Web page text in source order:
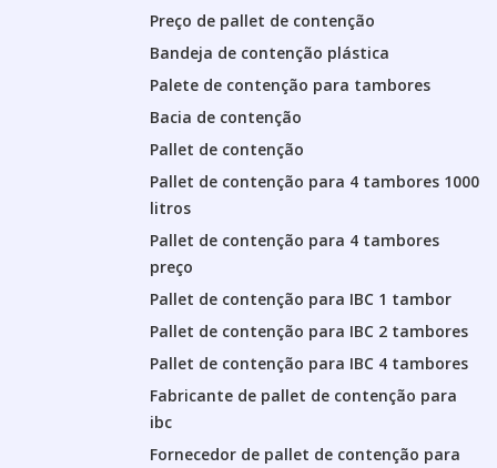
Preço de pallet de contenção
Bandeja de contenção plástica
Palete de contenção para tambores
Bacia de contenção
Pallet de contenção
Pallet de contenção para 4 tambores 1000
litros
Pallet de contenção para 4 tambores
preço
Pallet de contenção para IBC 1 tambor
Pallet de contenção para IBC 2 tambores
Pallet de contenção para IBC 4 tambores
Fabricante de pallet de contenção para
ibc
Fornecedor de pallet de contenção para